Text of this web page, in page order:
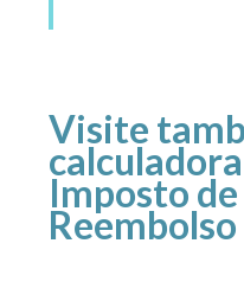
Visite
Imposto
Reembolso